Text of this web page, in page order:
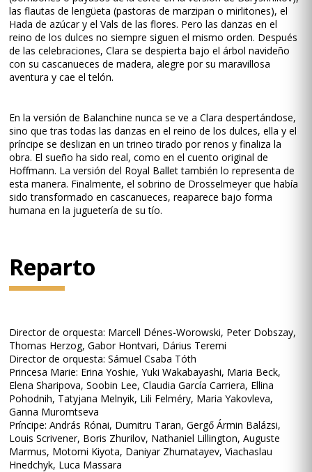
las flautas de lengüeta (pastoras de marzipan o mirlitones), el
Hada de azúcar y el Vals de las flores. Pero las danzas en el
reino de los dulces no siempre siguen el mismo orden. Después
de las celebraciones, Clara se despierta bajo el árbol navideño
con su cascanueces de madera, alegre por su maravillosa
aventura y cae el telón.
En la versión de Balanchine nunca se ve a Clara despertándose,
sino que tras todas las danzas en el reino de los dulces, ella y el
príncipe se deslizan en un trineo tirado por renos y finaliza la
obra. El sueño ha sido real, como en el cuento original de
Hoffmann. La versión del Royal Ballet también lo representa de
esta manera. Finalmente, el sobrino de Drosselmeyer que había
sido transformado en cascanueces, reaparece bajo forma
humana en la juguetería de su tío.
Reparto
Director de orquesta: Marcell Dénes-Worowski, Peter Dobszay,
Thomas Herzog, Gabor Hontvari, Dárius Teremi
Director de orquesta: Sámuel Csaba Tóth
Princesa Marie: Erina Yoshie, Yuki Wakabayashi, Maria Beck,
Elena Sharipova, Soobin Lee, Claudia García Carriera, Ellina
Pohodnih, Tatyjana Melnyik, Lili Felméry, Maria Yakovleva,
Ganna Muromtseva
Príncipe: András Rónai, Dumitru Taran, Gergő Ármin Balázsi,
Louis Scrivener, Boris Zhurilov, Nathaniel Lillington, Auguste
Marmus, Motomi Kiyota, Daniyar Zhumatayev, Viachaslau
Hnedchyk, Luca Massara